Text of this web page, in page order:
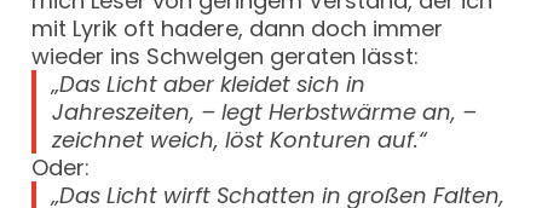
mit Lyrik oft hadere, dann doch immer
wieder ins Schwelgen geraten lässt:
„Das Licht aber kleidet sich in
Jahreszeiten, – legt Herbstwärme an, –
zeichnet weich, löst Konturen auf.“
Oder:
„Das Licht wirft Schatten in großen Falten,